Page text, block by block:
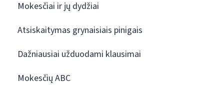
Mokesčiai ir jų dydžiai
Atsiskaitymas grynaisiais pinigais
Dažniausiai užduodami klausimai
Mokesčių ABC